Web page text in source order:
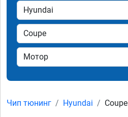
Чип тюнинг Hyundai Coupe